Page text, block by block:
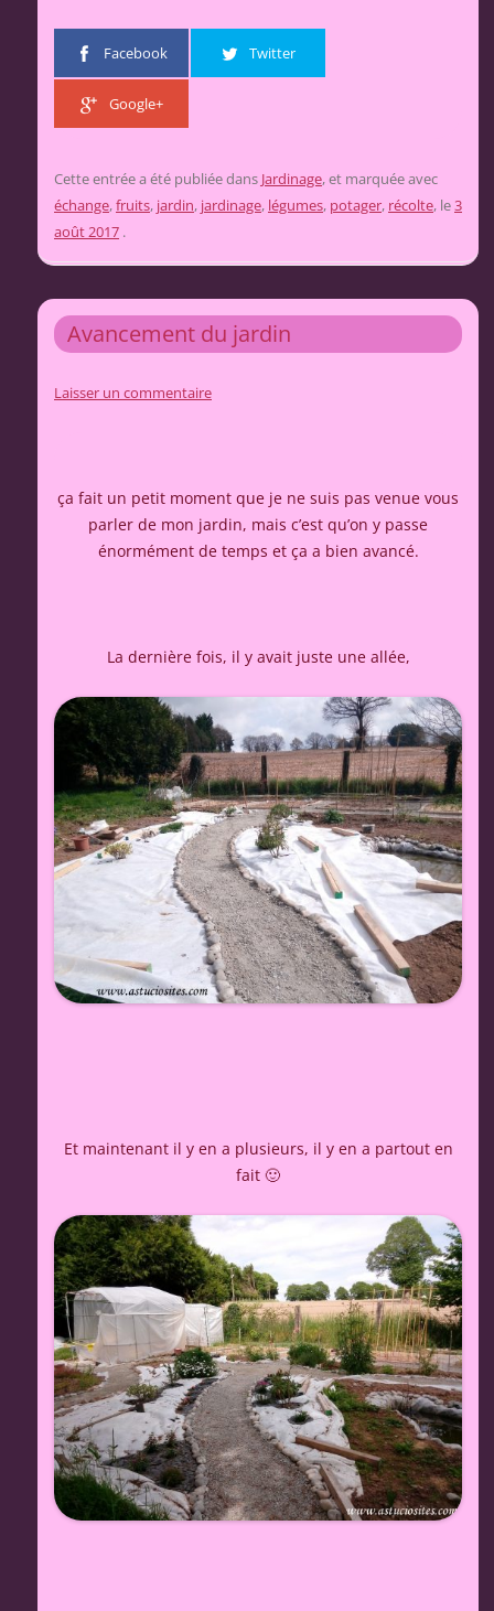
Facebook Twitter
Google+
Cette entrée a été publiée dans Jardinage, et marquée avec
échange,fruits, jardin, jardinage, légumes, potager, récolte, le3
août 2017 .
Avancement du jardin
Laisser un commentaire
ça fait un petit moment que je ne suis pas venue vous
parler de mon jardin, mais c’est qu’on y passe
énormément de temps et ça a bien avancé.
La dernière fois, il y avait juste une allée,
Et maintenant il y en a plusieurs, il y en a partout en
fait 🙂